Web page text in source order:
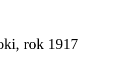
rok 1917